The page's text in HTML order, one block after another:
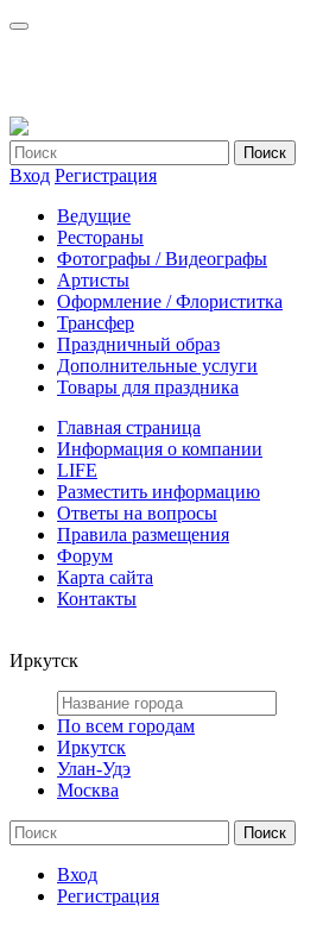
Вход Регистрация
Ведущие
Рестораны
Фотографы / Видеографы
Артисты
Оформление / Флориститка
Трансфер
Праздничный образ
Дополнительные услуги
Товары для праздника
Главная страница
Информация о компании
LIFE
Разместить информацию
Ответы на вопросы
Правила размещения
Форум
Карта сайта
Контакты
Иркутск
По всем городам
Иркутск
Улан-Удэ
Москва
Вход
Регистрация